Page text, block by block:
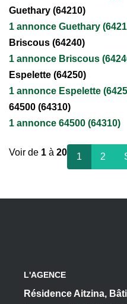
Guethary (64210)
1 annonce Guethary
Briscous (64240)
1 annonce Briscous
Espelette (64250)
1 annonce Espelette
64500 (64310)
1 annonce 64500 (64310)
Voir de 1 à 20 1 2
L'AGENCE
Résidence Aitzina,